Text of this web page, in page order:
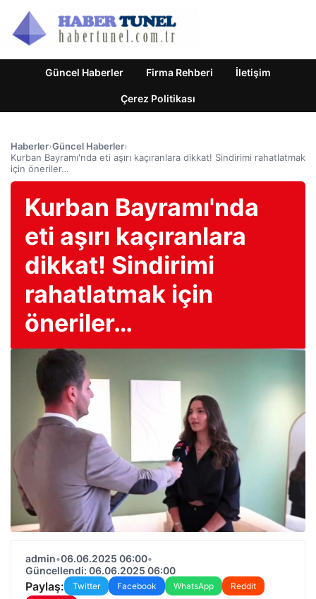
Güncel Haberler Firma Rehberi İletişim
Çerez Politikası
Haberler›Güncel Haberler›
Kurban Bayramı'nda eti aşırı kaçıranlara dikkat! Sindirimi rahatlatmak
için öneriler…
Kurban Bayramı'nda
eti aşırı kaçıranlara
dikkat! Sindirimi
rahatlatmak için
öneriler…
admin•06.06.2025 06:00•
Güncellendi: 06.06.2025 06:00
Paylaş: Twitter Facebook WhatsApp
Reddit